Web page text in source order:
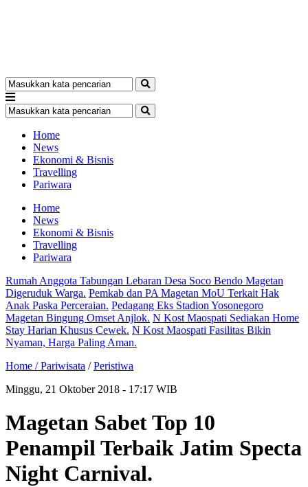
Home
News
Ekonomi & Bisnis
Travelling
Pariwara
Home
News
Ekonomi & Bisnis
Travelling
Pariwara
Rumah Anggota Tabungan Lebaran Desa Soco Bendo Magetan
Digeruduk Warga. Pemkab dan PA Magetan MoU Terkait Hak
Anak Paska Perceraian. Pedagang Eks Stadion Yosonegoro
Magetan Bingung Omset Anjlok. N Kost Maospati Sediakan Home
Stay Harian Khusus Cewek. N Kost Maospati Fasilitas Bikin
Nyaman, Harga Paling Aman.
Home /Pariwisata /Peristiwa
Minggu, 21 Oktober 2018 - 17:17 WIB
Magetan Sabet Top 10
Penampil Terbaik Jatim Specta
Night Carnival.